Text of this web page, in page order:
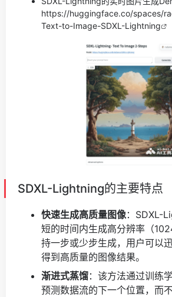
https://huggingface.co/spaces/
Text-to-Image-SDXL-Lightning
SDXL-Lightning的主要特点
快速生成高质量图像：SDXL-
短的时间内生成高分辨率（
持一步或少步生成，用户可以
得到高质量的图像结果。
渐进式蒸馏：该方法通过训练
预测数据流的下一个位置，而